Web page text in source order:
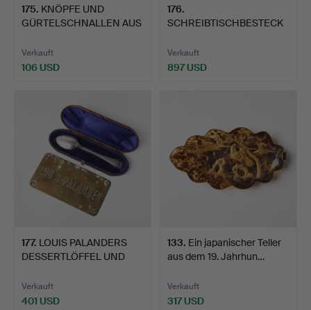
175. KNÖPFE UND
GÜRTELSCHNALLEN AUS
Verkauft
106 USD
176.
SCHREIBTISCHBESTECK
F…
Verkauft
897 USD
177. LOUIS PALANDERS
DESSERTLÖFFEL UND
Verkauft
401 USD
133. Ein japanischer Teller
aus dem 19. Jahrhun…
Verkauft
317 USD